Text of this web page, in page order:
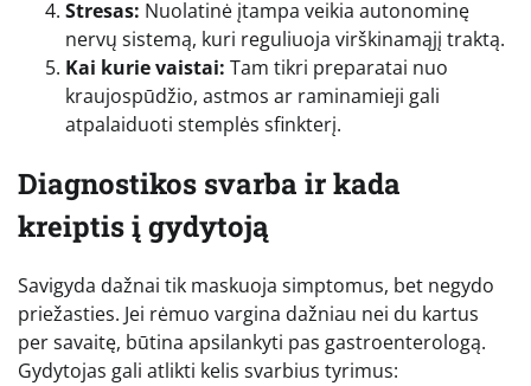
Stresas: Nuolatinė įtampa veikia autonominę
nervų sistemą, kuri reguliuoja virškinamąjį traktą.
Kai kurie vaistai: Tam tikri preparatai nuo
kraujospūdžio, astmos ar raminamieji gali
atpalaiduoti stemplės sfinkterį.
Diagnostikos svarba ir kada
kreiptis į gydytoją
Savigyda dažnai tik maskuoja simptomus, bet negydo
priežasties. Jei rėmuo vargina dažniau nei du kartus
per savaitę, būtina apsilankyti pas gastroenterologą.
Gydytojas gali atlikti kelis svarbius tyrimus: